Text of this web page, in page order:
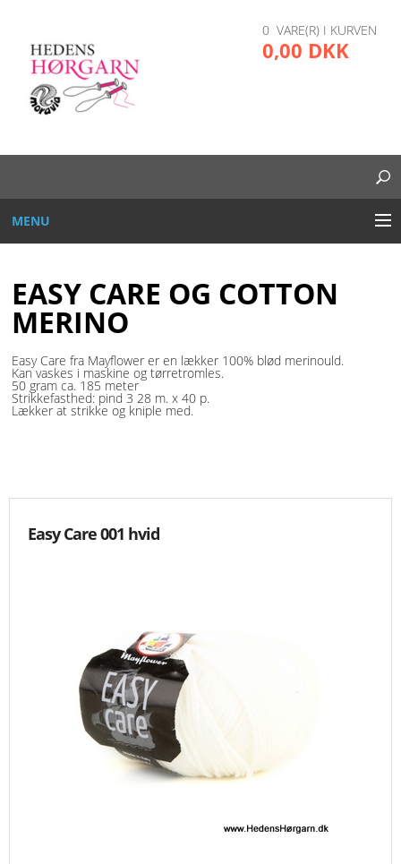
0 VARE(R) I KURVEN
0,00 DKK
MENU
DIVERSE
GARN OG TRÅD
GLAS, PLAST, METAL
ORKIS
EASY CARE OG COTTON
MERINO
Easy Care fra Mayflower er en lækker 100% blød merinould.
Kan vaskes i maskine og tørretromles.
50 gram ca. 185 meter
Strikkefasthed: pind 3 28 m. x 40 p.
Lækker at strikke og kniple med.
Easy Care 001 hvid